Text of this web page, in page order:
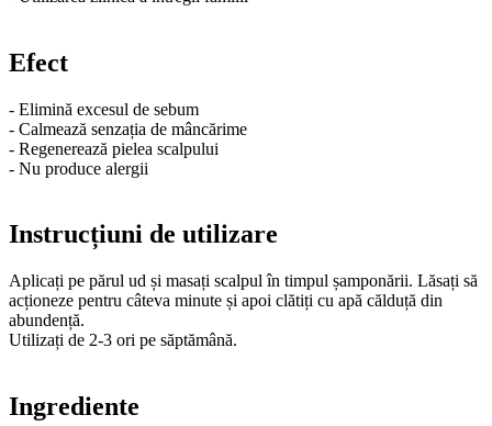
Efect
- Elimină excesul de sebum
- Calmează senzația de mâncărime
- Regenerează pielea scalpului
- Nu produce alergii
Instrucțiuni de utilizare
Aplicați pe părul ud și masați scalpul în timpul șamponării. Lăsați să
acționeze pentru câteva minute și apoi clătiți cu apă călduță din
abundență.
Utilizați de 2-3 ori pe săptămână.
Ingrediente